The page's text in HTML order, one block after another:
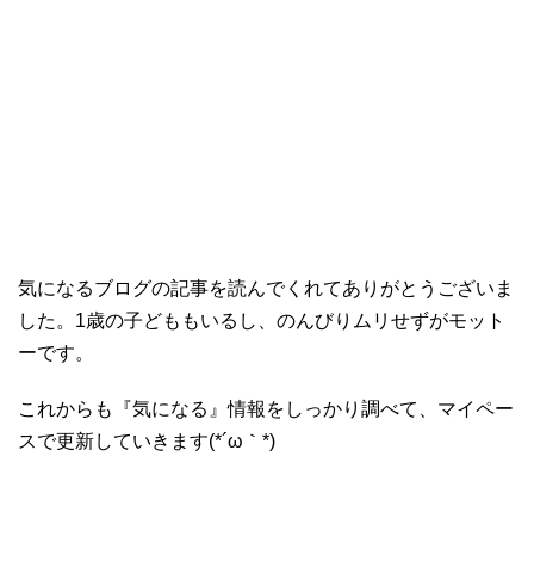
気になるブログの記事を読んでくれてありがとうございま
した。1歳の子どももいるし、のんびりムリせずがモット
ーです。
これからも『気になる』情報をしっかり調べて、マイペー
スで更新していきます(*´ω｀*)